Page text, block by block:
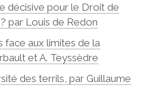
décisive pour le Droit de
par Louis de Redon
face aux limites de la
et A. Teyssèdre
des terrils, par Guillaume